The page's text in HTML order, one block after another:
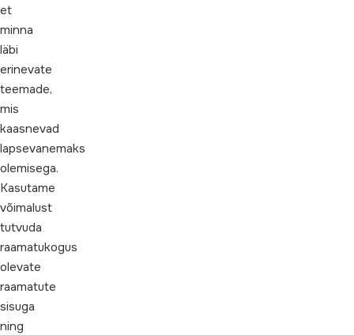
et
minna
läbi
erinevate
teemade,
mis
kaasnevad
lapsevanemaks
olemisega.
Kasutame
võimalust
tutvuda
raamatukogus
olevate
raamatute
sisuga
ning